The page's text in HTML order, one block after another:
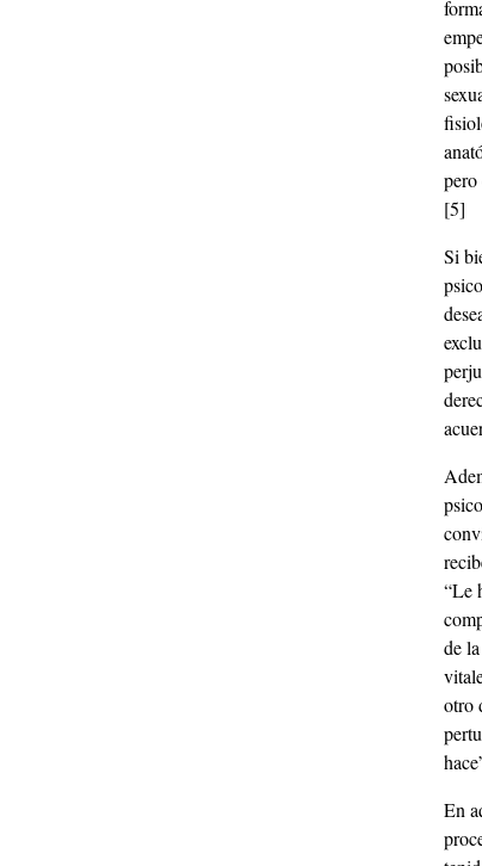
[5]
Si
“Le
de
otro
En